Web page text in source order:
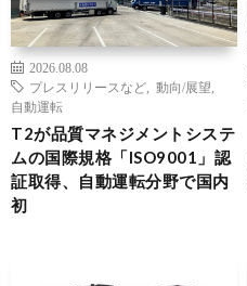
2026.08.08
プレスリリースなど
動向/展望
自動運転
T2が品質マネジメントシステ
ムの国際規格「ISO9001」認
証取得、自動運転分野で国内
初